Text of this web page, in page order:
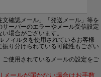
確認メール」「発送メール」等を
ーバーのエラーやメール受信設定
場合がございます。
フィルタを使用されているお客様
り分けられている可能性もござい
使用されているメールの設定をご
ールが届かない場合はお手数